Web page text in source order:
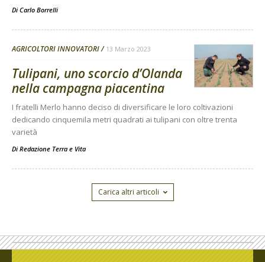
Di Carlo Borrelli
AGRICOLTORI INNOVATORI 13 Marzo 2023
Tulipani, uno scorcio d’Olanda
nella campagna piacentina
I fratelli Merlo hanno deciso di diversificare le loro coltivazioni
dedicando cinquemila metri quadrati ai tulipani con oltre trenta
varietà
Di Redazione Terra e Vita
Carica altri articoli